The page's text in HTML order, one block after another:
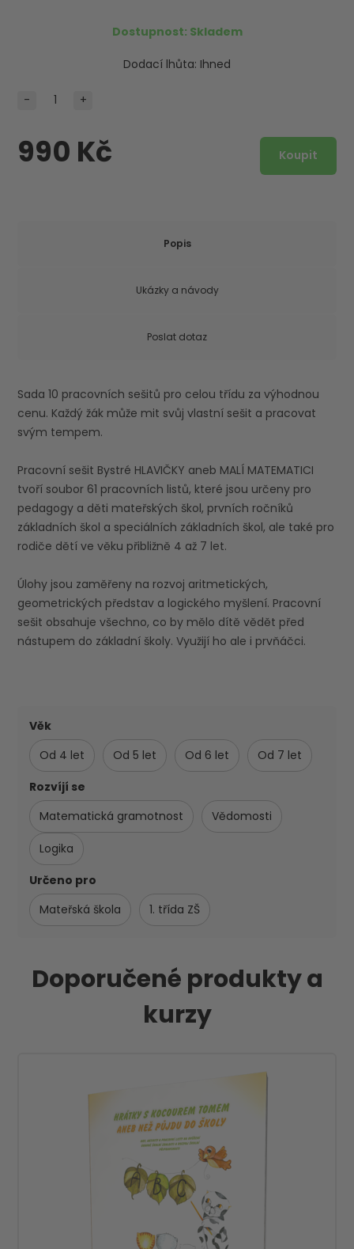
Dostupnost: Skladem
Dodací lhůta: Ihned
990 Kč
- +
Popis
Ukázky a návody
Poslat dotaz
Sada 10 pracovních sešitů pro celou třídu za výhodnou
cenu. Každý žák může mit svůj vlastní sešit a pracovat
svým tempem.
Pracovní sešit Bystré HLAVIČKY aneb MALÍ MATEMATICI
tvoří soubor 61 pracovních listů, které jsou určeny pro
pedagogy a děti mateřských škol, prvních ročníků
základních škol a speciálních základních škol, ale také pro
rodiče dětí ve věku přibližně 4 až 7 let.
Úlohy jsou zaměřeny na rozvoj aritmetických,
geometrických představ a logického myšlení. Pracovní
sešit obsahuje všechno, co by mělo dítě vědět před
nástupem do základní školy. Využijí ho ale i prvňáčci.
Věk
Od 4 let
Od 5 let Od 6 let
Od 7 let
Rozvíjí se
Matematická gramotnost
Vědomosti
Logika
Určeno pro
Mateřská škola
1. třída ZŠ
Doporučené produkty a
kurzy